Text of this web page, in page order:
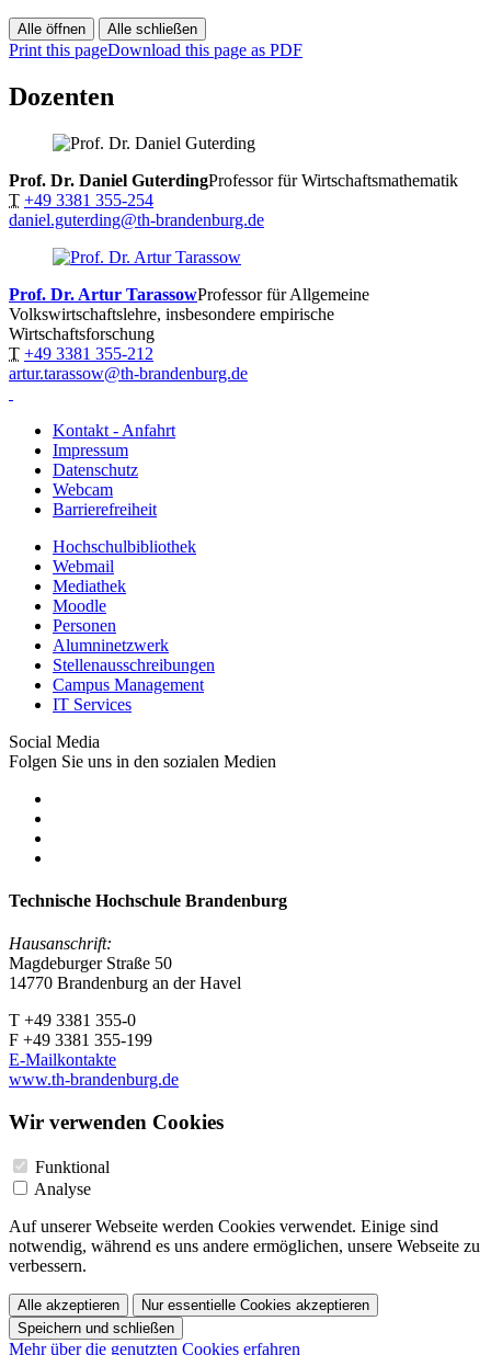
Alle öffnen Alle schließen
Print this pageDownload this page as PDF
Dozenten
Prof. Dr. Daniel GuterdingProfessor für Wirtschaftsmathematik
T +49 3381 355-254
daniel.guterding@th-brandenburg.de
Prof. Dr. Artur TarassowProfessor für Allgemeine
Volkswirtschaftslehre, insbesondere empirische
Wirtschaftsforschung
T +49 3381 355-212
artur.tarassow@th-brandenburg.de
Kontakt - Anfahrt
Impressum
Datenschutz
Webcam
Barrierefreiheit
Hochschulbibliothek
Webmail
Mediathek
Moodle
Personen
Alumninetzwerk
Stellenausschreibungen
Campus Management
IT Services
Social Media
Folgen Sie uns in den sozialen Medien
Technische Hochschule Brandenburg
Hausanschrift:
Magdeburger Straße 50
14770 Brandenburg an der Havel
T +49 3381 355-0
F +49 3381 355-199
E-Mailkontakte
www.th-brandenburg.de
Wir verwenden Cookies
Funktional
Analyse
Auf unserer Webseite werden Cookies verwendet. Einige sind
notwendig, während es uns andere ermöglichen, unsere Webseite zu
verbessern.
Alle akzeptieren
Nur essentielle Cookies akzeptieren
Speichern und schließen
Mehr über die genutzten Cookies erfahren